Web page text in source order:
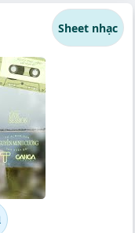
Sheet nhạc